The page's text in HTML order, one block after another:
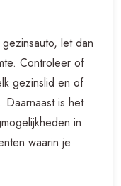
let dan
Controleer of
gezinslid en of
is het
in
waarin je